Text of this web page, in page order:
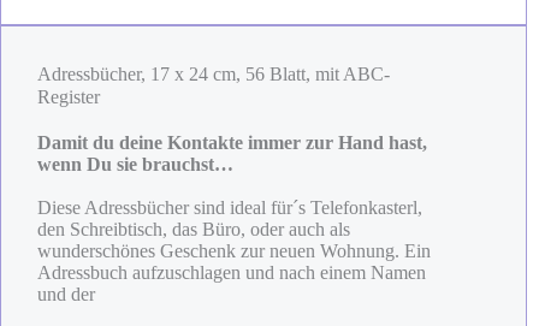
Adressbücher, 17 x 24 cm, 56 Blatt, mit ABC-
Register
Damit du deine Kontakte immer zur Hand hast,
wenn Du sie brauchst…
Diese Adressbücher sind ideal für´s Telefonkasterl,
den Schreibtisch, das Büro, oder auch als
wunderschönes Geschenk zur neuen Wohnung. Ein
Adressbuch aufzuschlagen und nach einem Namen
und der